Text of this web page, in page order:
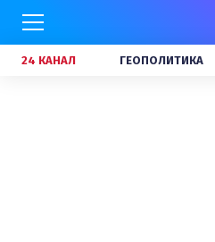
24 КАНАЛ ГЕОПОЛИТИКА